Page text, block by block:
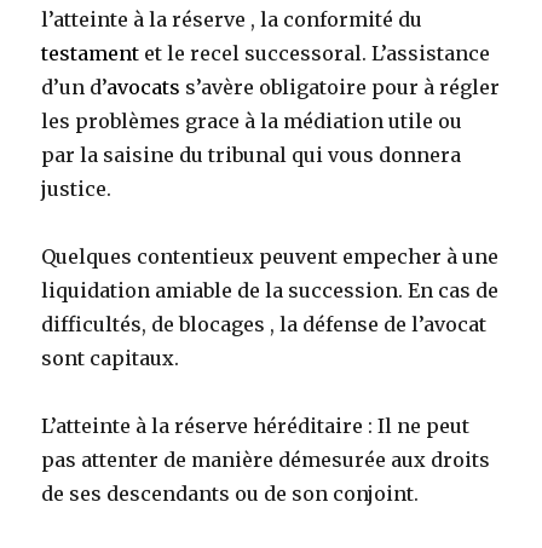
l’atteinte à la réserve , la conformité du
testament et le recel successoral. L’assistance
d’un d’avocats s’avère obligatoire pour à régler
les problèmes grace à la médiation utile ou
par la saisine du tribunal qui vous donnera
justice.
Quelques contentieux peuvent empecher à une
liquidation amiable de la succession. En cas de
difficultés, de blocages , la défense de l’avocat
sont capitaux.
L’atteinte à la réserve héréditaire : Il ne peut
pas attenter de manière démesurée aux droits
de ses descendants ou de son conjoint.